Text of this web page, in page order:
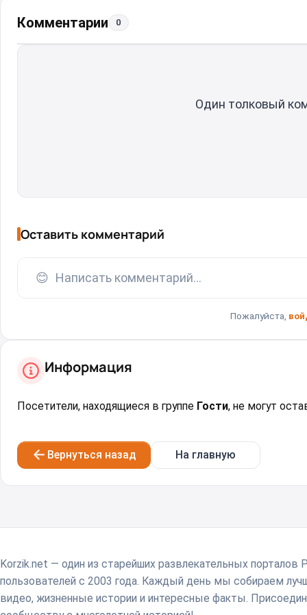
Комментарии 0
Один толковый
Оставить комментарий
😊 Написать комментарий...
Пожалуйста,
Информация
Посетители, находящиеся в группе Гости, не могут
Вернуться назад На главную
Korzik.net — один из старейших развлекательных порталов
пользователей с 2003 года. Каждый день мы собираем
видео, жизненные истории и интересные факты.